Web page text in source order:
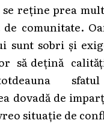
reține prea
de comunitate.
sunt sobri și
să dețină calități
dovadă de
situație de